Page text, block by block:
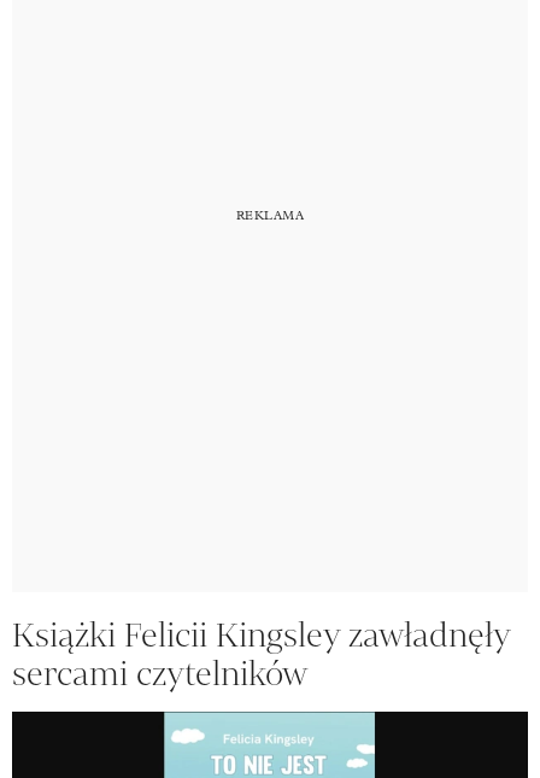
Książki Felicii Kingsley zawładnęły
sercami czytelników